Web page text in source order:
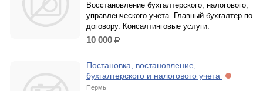
Восстановление бухгалтерского, налогового,
управленческого учета. Главный бухгалтер по
договору. Консалтинговые услуги.
10 000 р.
Постановка, востановление,
бухгалтерского и налогового учета
Пермь